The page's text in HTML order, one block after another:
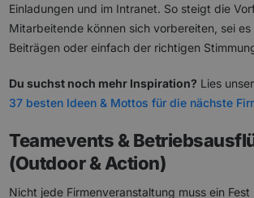
Einladungen und im Intranet. So steigt die
Mitarbeitende können sich vorbereiten, sei es
Beiträgen oder einfach der richtigen
Du suchst noch mehr Inspiration? Lies
37 besten Ideen & Mottos für die nächste
Teamevents &
(Outdoor & Action)
Nicht jede Firmenveranstaltung muss ein